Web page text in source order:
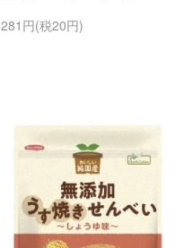
281円(税20円)